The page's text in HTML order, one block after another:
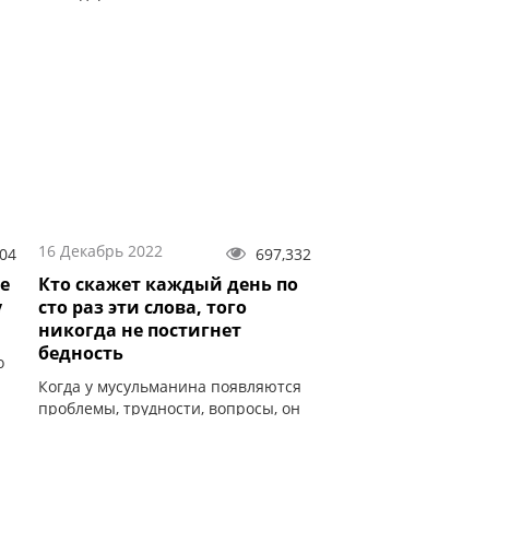
16 Декабрь 2022 697,332
Кто скажет каждый день по
сто раз эти слова, того
никогда не постигнет
бедность
Когда у мусульманина появляются
проблемы, трудности, вопросы, он